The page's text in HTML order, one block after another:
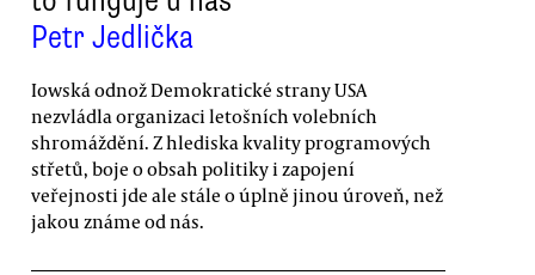
Petr Jedlička
Iowská odnož Demokratické strany USA
nezvládla organizaci letošních volebních
shromáždění. Z hlediska kvality programových
střetů, boje o obsah politiky i zapojení
veřejnosti jde ale stále o úplně jinou úroveň, než
jakou známe od nás.